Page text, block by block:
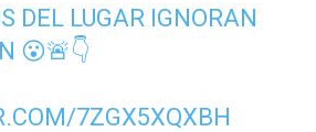
DEL LUGAR IGNORAN
😮🚨👇
7ZGX5XQXBH